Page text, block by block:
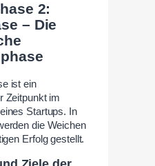
2:
– Die
ist ein
Zeitpunkt im
Startups. In
die Weichen
Erfolg gestellt.